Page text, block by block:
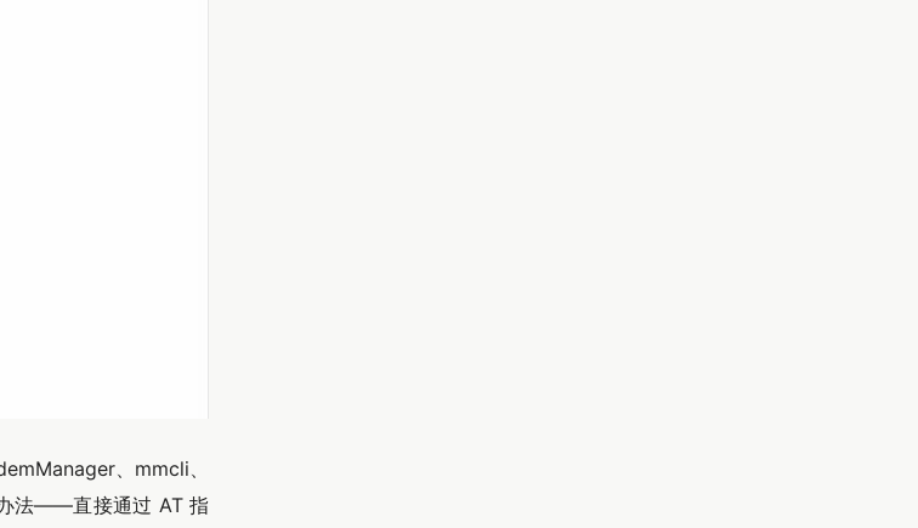
、mmcli、
法——直接通过 AT 指